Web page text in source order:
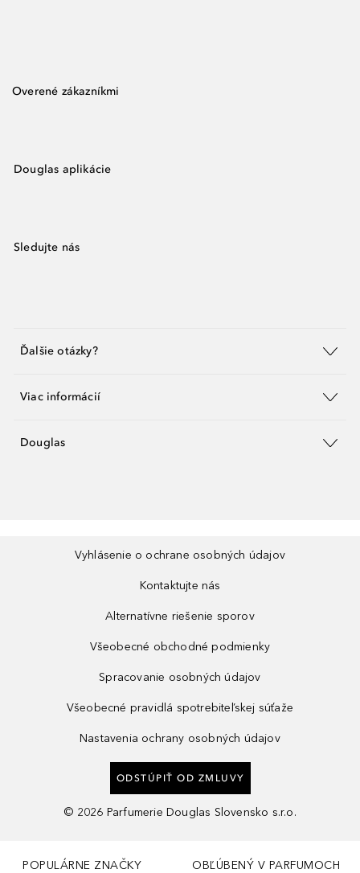
Overené zákazníkmi
Douglas aplikácie
Sledujte nás
Ďalšie otázky?
Viac informácií
Douglas
Vyhlásenie o ochrane osobných údajov
Kontaktujte nás
Alternatívne riešenie sporov
Všeobecné obchodné podmienky
Spracovanie osobných údajov
Všeobecné pravidlá spotrebiteľskej súťaže
Nastavenia ochrany osobných údajov
ODSTÚPIŤ OD ZMLUVY
© 2026 Parfumerie Douglas Slovensko s.r.o.
POPULÁRNE ZNAČKY OBĽÚBENÝ V PARFUMOCH